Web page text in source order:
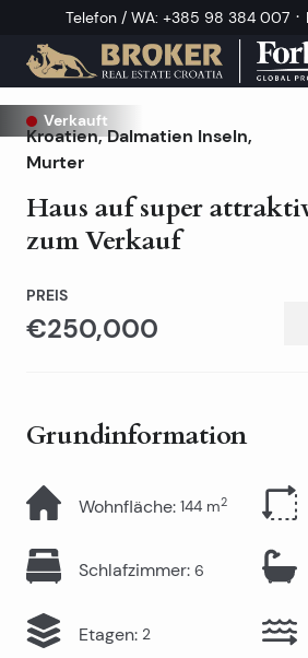
Telefon / WA: +385 98 384 007 ·
Verkauft
Kroatien,Dalmatien Inseln,
Murter
Haus auf super
zum Verkauf
PREIS
€250,000
Grundinformation
Wohnfläche: 144 m2
Schlafzimmer: 6
Etagen: 2